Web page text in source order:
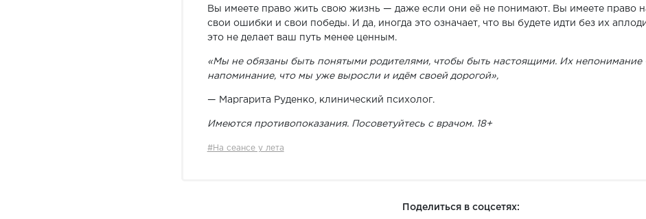
Вы имеете право жить свою жизнь — даже если они её не понимают. Вы имеете право
свои ошибки и свои победы. И да, иногда это означает, что вы будете идти без их
это не делает ваш путь менее ценным.
«Мы не обязаны быть понятыми родителями, чтобы быть настоящими. Их непонимание
напоминание, что мы уже выросли и идём своей дорогой»,
— Маргарита Руденко, клинический психолог.
Имеются противопоказания. Посоветуйтесь с врачом. 18+
#На сеансе у лета
Поделиться в соцсетях: